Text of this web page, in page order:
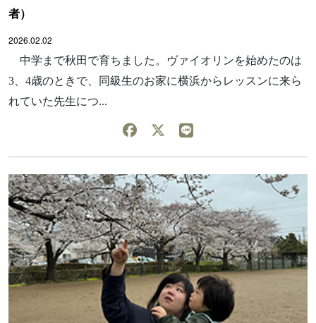
者）
2026.02.02
中学まで秋田で育ちました。ヴァイオリンを始めたのは
3、4歳のときで、同級生のお家に横浜からレッスンに来ら
れていた先生につ...